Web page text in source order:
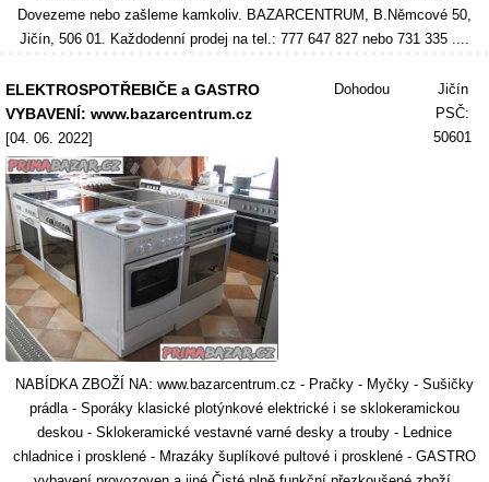
Dovezeme nebo zašleme kamkoliv. BAZARCENTRUM, B.Němcové 50,
Jičín, 506 01. Každodenní prodej na tel.: 777 647 827 nebo 731 335 ....
ELEKTROSPOTŘEBIČE a GASTRO
VYBAVENÍ: www.bazarcentrum.cz
[04. 06. 2022]
Dohodou
Jičín
PSČ:
50601
NABÍDKA ZBOŽÍ NA: www.bazarcentrum.cz - Pračky - Myčky - Sušičky
prádla - Sporáky klasické plotýnkové elektrické i se sklokeramickou
deskou - Sklokeramické vestavné varné desky a trouby - Lednice
chladnice i prosklené - Mrazáky šuplíkové pultové i prosklené - GASTRO